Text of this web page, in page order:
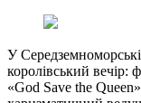
У
королівський
«God Save the